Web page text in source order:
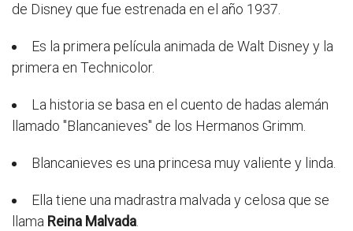
de Disney que fue estrenada en el año 1937.
Es la primera película animada de Walt Disney y la
primera en Technicolor.
La historia se basa en el cuento de hadas alemán
llamado "Blancanieves" de los Hermanos Grimm.
Blancanieves es una princesa muy valiente y linda.
Ella tiene una madrastra malvada y celosa que se
llama Reina Malvada